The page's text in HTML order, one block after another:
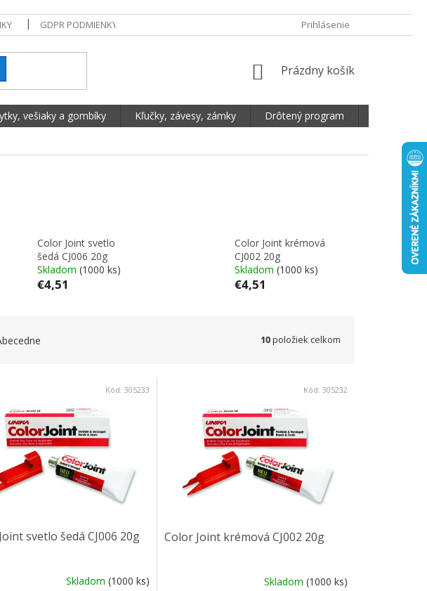
GDPR PODMIENKY OCHRANY OSOBNÝCH ÚDAJOV DOPRAVA A PLATBA
Prihlásenie
NÁKUPNÝ KOŠÍK
Prázdny košík
vešiaky a gombíky Kľučky, závesy, zámky Drôtený program
Color Joint svetlo
šedá CJ006 20g
Skladom (1000 ks)
€4,51
Color Joint krémová
CJ002 20g
Skladom (1000 ks)
€4,51
10položiek celkom
svetlo šedá CJ006 20g
Skladom (1000 ks)
Kód: 305233
Color Joint krémová CJ002 20g
Skladom (1000 ks)
Kód: 305232